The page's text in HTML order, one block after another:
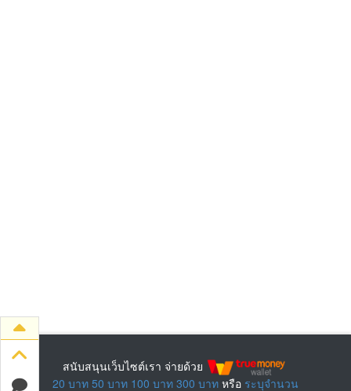
สนับสนุนเว็บไซต์เรา จ่ายด้วย
20 บาท 50 บาท 100 บาท 300 บาท หรือ ระบุจำนวน